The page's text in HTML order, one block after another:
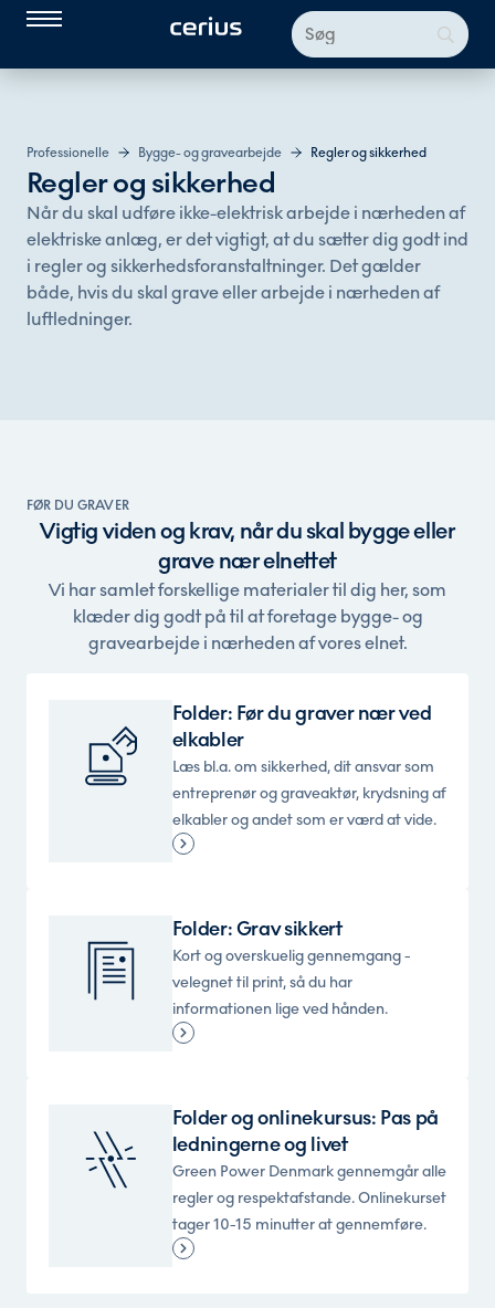
Professionelle Bygge- og gravearbejde Regler og sikkerhed
Regler og sikkerhed
Når du skal udføre ikke-elektrisk arbejde i nærheden af
elektriske anlæg, er det vigtigt, at du sætter dig godt ind
i regler og sikkerhedsforanstaltninger. Det gælder
både, hvis du skal grave eller arbejde i nærheden af
luftledninger.
FØR DU GRAVER
Vigtig viden og krav, når du skal bygge eller
grave nær elnettet
Vi har samlet forskellige materialer til dig her, som
klæder dig godt på til at foretage bygge- og
gravearbejde i nærheden af vores elnet.
Folder: Før du graver nær ved
elkabler
Læs bl.a. om sikkerhed, dit ansvar som
entreprenør og graveaktør, krydsning af
elkabler og andet som er værd at vide.
Folder: Grav sikkert
Kort og overskuelig gennemgang -
velegnet til print, så du har
informationen lige ved hånden.
Folder og onlinekursus: Pas på
ledningerne og livet
Green Power Denmark gennemgår alle
regler og respektafstande. Onlinekurset
tager 10-15 minutter at gennemføre.